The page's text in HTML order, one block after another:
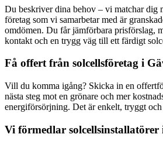
Du beskriver dina behov – vi matchar dig
företag som vi samarbetar med är
omdömen. Du får jämförbara prisförslag,
kontakt och en trygg väg till ett färdigt
Få offert från solcellsföretag i
Vill du komma igång? Skicka in en
nästa steg mot en grönare och mer
energiförsörjning. Det är enkelt, tryggt
Vi förmedlar solcellsinstallatörer